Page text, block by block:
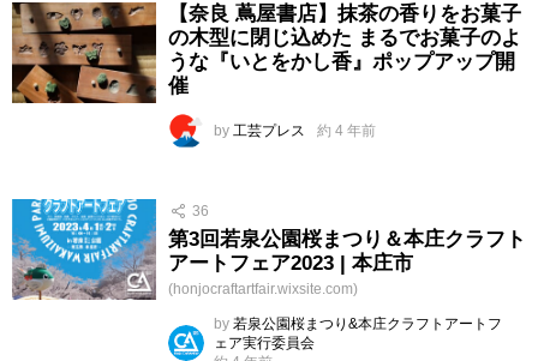
【奈良 蔦屋書店】抹茶の香りをお菓子
の木型に閉じ込めた まるでお菓子のよ
うな『いとをかし香』ポップアップ開
催
by 工芸プレス 約 4 年前
36
第3回若泉公園桜まつり＆本庄クラフト
アートフェア2023 | 本庄市
(honjocraftartfair.wixsite.com)
by 若泉公園桜まつり&本庄クラフトアートフ
ェア実行委員会